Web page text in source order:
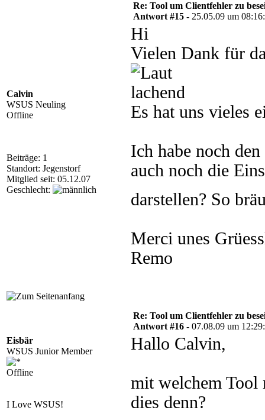
Calvin
WSUS Neuling
Offline
Beiträge: 1
Standort: Jegenstorf
Mitglied seit: 05.12.07
Geschlecht:
Re: Tool um Clientfehler zu
Antwort #15 - 25.05.09 um
Hi
Vielen Dank für
Es hat uns vieles
Ich habe noch
auch noch die
darstellen? So
Merci unes
Remo
Eisbär
WSUS Junior Member
Offline
I Love WSUS!
Re: Tool um Clientfehler zu
Antwort #16 - 07.08.09 um
Hallo Calvin,
mit welchem Tool
dies denn?